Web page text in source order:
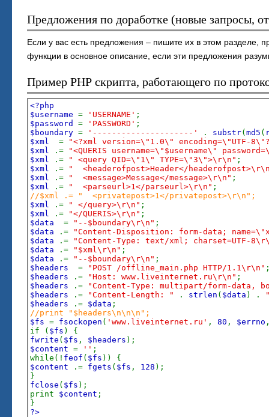
Предложения по доработке (новые запросы,
Если у вас есть предложения – пишите их в этом разделе,
функции в основное описание, если эти предложения
Пример PHP скрипта, работающего по
<?php
$username = 'USERNAME' ;
$password = 'PASSWORD' ;
$boundary = '---------------------' . substr( md5 (
$xml =
"<?xml version=\"1.0\" encoding=\"UTF-
$xml
.=
"<QUERIS username=\"$username\"
$xml
.= " <query QID=\"1\" TYPE=\"3\">\r\n" ;
$xml
.=
" <headerofpost>Header</
$xml
.= " <message>Message</message>\r\n" ;
$xml
.= " <parseurl>1</parseurl>\r\n" ;
//$xml .= " <privatepost>1</privatepost>\r\n";
$xml
.= " </query>\r\n" ;
$xml
.= "</QUERIS>\r\n" ;
$data = "--$boundary\r\n" ;
$data
.=
"Content-Disposition: form-data;
$data
.=
"Content-Type: text/xml; charset=UTF-
$data
.= "$xml\r\n" ;
$data
.= "--$boundary\r\n" ;
$headers = "POST /offline_main.php HTTP/1.1\r\n"
$headers
.= "Host: www.liveinternet.ru\r\n" ;
$headers
.=
"Content-Type: multipart/form-data,
$headers
.= "Content-Length: " . strlen ( $data ) .
$headers
.= $data ;
//print "$headers\n\n\n";
$fs = fsockopen ( 'www.liveinternet.ru' , 80 , $errno
if ( $fs ) {
fwrite ( $fs , $headers );
$content = '' ;
while(! feof ( $fs )) {
$content
.= fgets ( $fs , 128 );
}
fclose ( $fs );
print $content ;
}
?>